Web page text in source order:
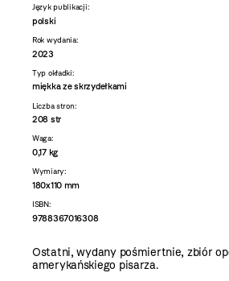
Język publikacji:
polski
Rok wydania:
2023
Typ okładki:
miękka ze skrzydełkami
Liczba stron:
208 str
Waga:
0,17 kg
Wymiary:
180x110 mm
ISBN:
9788367016308
Ostatni, wydany pośmiertnie, zbiór
amerykańskiego pisarza.